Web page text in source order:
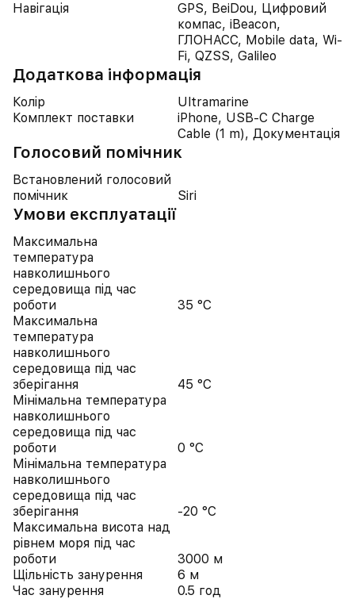
Навігація
GPS, BeiDou, Цифровий
компас, iBeacon,
ГЛОНАСС, Mobile data, Wi-
Fi, QZSS, Galileo
Додаткова інформація
Колір
Ultramarine
Комплект поставки
iPhone, USB-C Charge
Cable (1 m), Документація
Голосовий помічник
Встановлений голосовий
помічник
Siri
Умови експлуатації
Максимальна
температура
навколишнього
середовища під час
роботи
35 °C
Максимальна
температура
навколишнього
середовища під час
зберігання
45 °C
Мінімальна температура
навколишнього
середовища під час
роботи
0 °C
Мінімальна температура
навколишнього
середовища під час
зберігання
-20 °C
Максимальна висота над
рівнем моря під час
роботи
3000 м
Щільність занурення
6 м
Час занурення
0.5 год